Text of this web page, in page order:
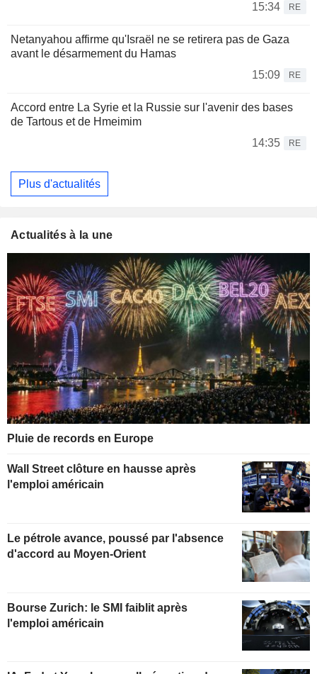
15:34
RE
Netanyahou affirme qu'Israël ne se retirera pas de Gaza
avant le désarmement du Hamas
15:09
RE
Accord entre La Syrie et la Russie sur l'avenir des bases
de Tartous et de Hmeimim
14:35
RE
Plus d'actualités
Actualités à la une
Pluie de records en Europe
Wall Street clôture en hausse après
l'emploi américain
Le pétrole avance, poussé par l'absence
d'accord au Moyen-Orient
Bourse Zurich: le SMI faiblit après
l'emploi américain